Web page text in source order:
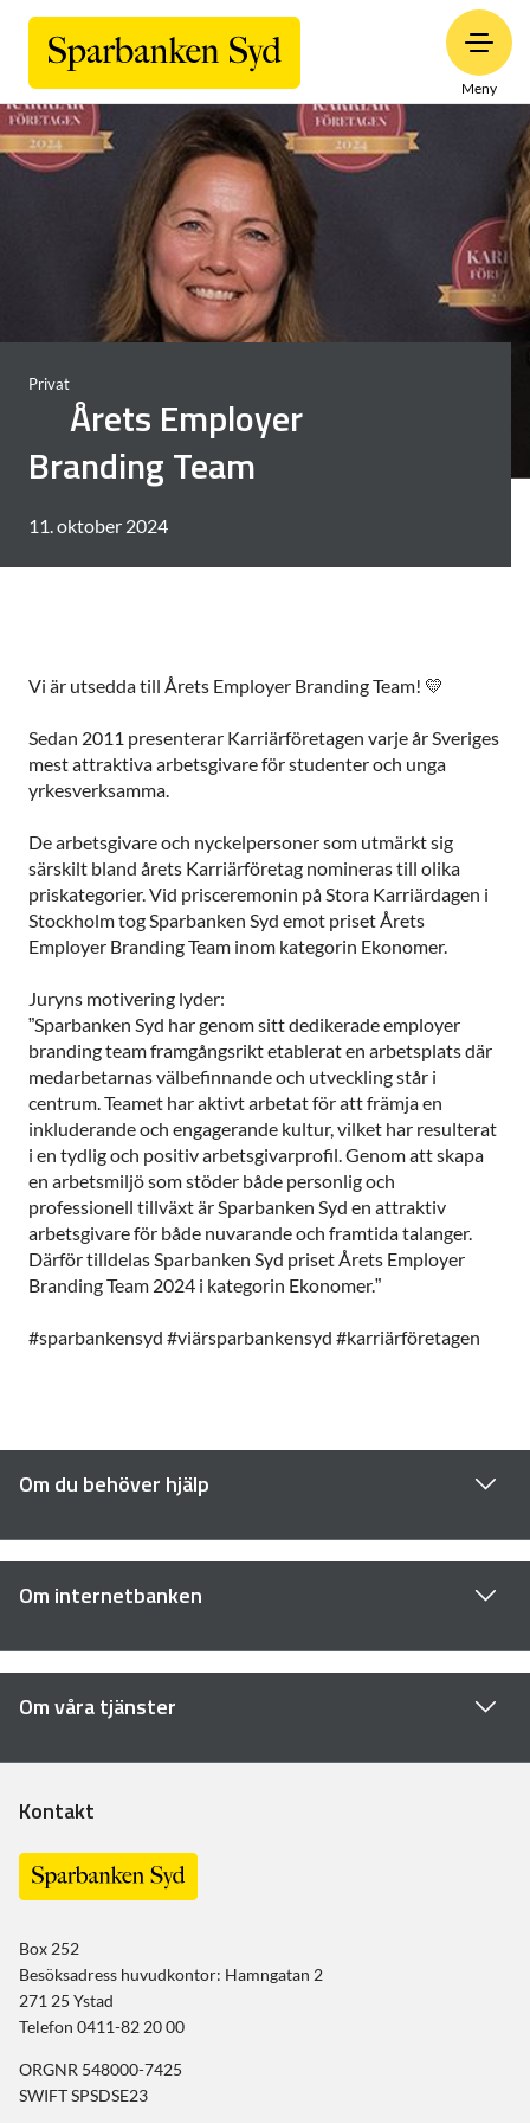
Meny
Privat
Årets Employer
Branding Team
11. oktober 2024
Vi är utsedda till Årets Employer Branding Team! 💛
Sedan 2011 presenterar Karriärföretagen varje år Sveriges
mest attraktiva arbetsgivare för studenter och unga
yrkesverksamma.
De arbetsgivare och nyckelpersoner som utmärkt sig
särskilt bland årets Karriärföretag nomineras till olika
priskategorier. Vid prisceremonin på Stora Karriärdagen i
Stockholm tog Sparbanken Syd emot priset Årets
Employer Branding Team inom kategorin Ekonomer.
Juryns motivering lyder:
”Sparbanken Syd har genom sitt dedikerade employer
branding team framgångsrikt etablerat en arbetsplats där
medarbetarnas välbefinnande och utveckling står i
centrum. Teamet har aktivt arbetat för att främja en
inkluderande och engagerande kultur, vilket har resulterat
i en tydlig och positiv arbetsgivarprofil. Genom att skapa
en arbetsmiljö som stöder både personlig och
professionell tillväxt är Sparbanken Syd en attraktiv
arbetsgivare för både nuvarande och framtida talanger.
Därför tilldelas Sparbanken Syd priset Årets Employer
Branding Team 2024 i kategorin Ekonomer.”
#sparbankensyd #viärsparbankensyd #karriärföretagen
Om du behöver hjälp
Om internetbanken
Om våra tjänster
Kontakt
Box 252
Besöksadress huvudkontor: Hamngatan 2
271 25 Ystad
Telefon 0411-82 20 00
ORGNR 548000-7425
SWIFT SPSDSE23